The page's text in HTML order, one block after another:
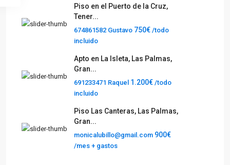
Piso en el Puerto de la Cruz,
Tener...
674861582 Gustavo 750€ /todo
incluido
Apto en La Isleta, Las Palmas,
Gran...
691233471 Raquel 1.200€ /todo
incluido
Piso Las Canteras, Las Palmas,
Gran...
monicalubillo@gmail.com 900€
/mes + gastos